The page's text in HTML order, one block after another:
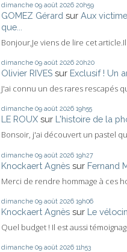
dimanche 09 août 2026 20h59
GOMEZ Gérard sur Aux
que...
Bonjour,Je viens de lire cet
dimanche 09 août 2026 20h20
Olivier RIVES sur Exclusif ! Un
J'ai connu un des rares rescapés
dimanche 09 août 2026 19h55
LE ROUX sur L'histoire de la
Bonsoir, j'ai découvert un pastel
dimanche 09 août 2026 19h27
Knockaert Agnès sur Fernand
Merci de rendre hommage à ces
dimanche 09 août 2026 19h06
Knockaert Agnès sur Le
Quel budget ! Il est aussi
dimanche 09 août 2026 11h53